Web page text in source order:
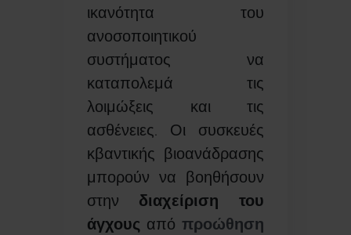
ικανότητα του
ανοσοποιητικού
συστήματος να
καταπολεμά τις
λοιμώξεις και τις
ασθένειες. Οι συσκευές
κβαντικής βιοανάδρασης
μπορούν να βοηθήσουν
στην διαχείριση του
άγχους απόπροώθηση